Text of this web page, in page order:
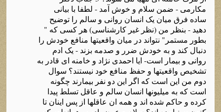
مکارمی - ضمن سلام و خوش آمد - لطفا با بیانی
ساده فرق میان یک انسان روانی و سالم را توضیح
دهید - بنظر من (نظر غیر کارشناسی) هر کسی که "
بطور مستمر" نتواند در میان واقعیتها منافع خودش را
دنبال کند و به خودش ضرر و صدمه بزند - یک ادم
روانی و بیمار است- ایا احمدی نژاد و خامنه ای قادر به
تشخیص واقعیتها و حفظ منافع خود نیستند؟ سوال
دوم من این است که اگر این دو نفر بیمارند چگونه
است که به میلیونها انسان سالم و عاقل تسلط پیدا
کرده و حاکم شده اند و همه ان عاقلها از پس اینان تا